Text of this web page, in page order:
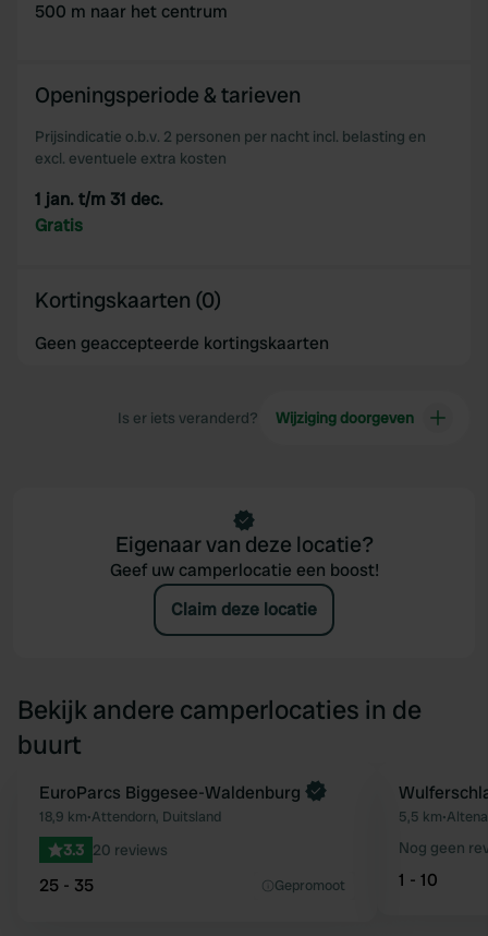
500 m naar het centrum
Openingsperiode & tarieven
Prijsindicatie o.b.v. 2 personen per nacht incl. belasting en
excl. eventuele extra kosten
1 jan. t/m 31 dec.
Gratis
Kortingskaarten (0)
Geen geaccepteerde kortingskaarten
Is er iets veranderd? Wijziging doorgeven
Eigenaar van deze locatie?
Geef uw camperlocatie een boost!
Claim deze locatie
Bekijk andere camperlocaties in de
buurt
Favoriet
Boek direct
EuroParcs Biggesee-Waldenburg
18,9 km•Attendorn, Duitsland
3.3 20 reviews
25 - 35 Gepromoot
5,5 km•
Nog geen
1 - 10